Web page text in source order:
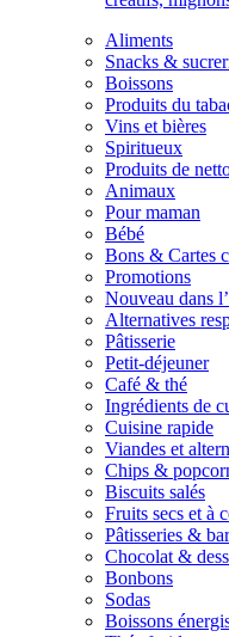
Aliments
Snacks &
Boissons
Produits du
Vins et bières
Spiritueux
Produits de
Animaux
Pour maman
Bébé
Bons & Cartes
Promotions
Nouveau dans
Alternatives
Pâtisserie
Petit-déjeuner
Café & thé
Ingrédients de
Cuisine rapide
Viandes et
Chips &
Biscuits salés
Fruits secs et à
Pâtisseries &
Chocolat &
Bonbons
Sodas
Boissons